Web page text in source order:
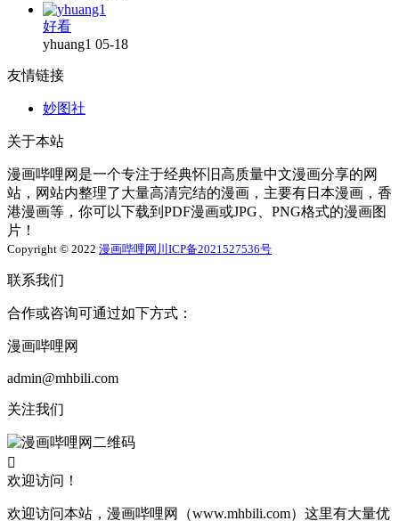
好看
yhuang1 05-18
友情链接
妙图社
关于本站
漫画哔哩网是一个专注于经典怀旧高质量中文漫画分享的网
站，网站内整理了大量高清完结的漫画，主要有日本漫画，香
港漫画等，你可以下载到PDF漫画或JPG、PNG格式的漫画图
片！
Copyright © 2022 漫画哔哩网 川ICP备2021527536号
联系我们
合作或咨询可通过如下方式：
漫画哔哩网
admin@mhbili.com
关注我们

欢迎访问！
欢迎访问本站，漫画哔哩网（www.mhbili.com）这里有大量优